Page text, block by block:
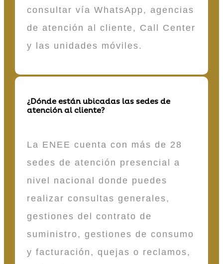
consultar vía WhatsApp, agencias
de atención al cliente, Call Center
y las unidades móviles.
¿Dónde están ubicadas las sedes de
atención al cliente?
La ENEE cuenta con más de 28
sedes de atención presencial a
nivel nacional donde puedes
realizar consultas generales,
gestiones del contrato de
suministro, gestiones de consumo
y facturación, quejas o reclamos,